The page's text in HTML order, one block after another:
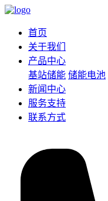
首页
关于我们
产品中心
基站储能 储能电池
新闻中心
服务支持
联系方式